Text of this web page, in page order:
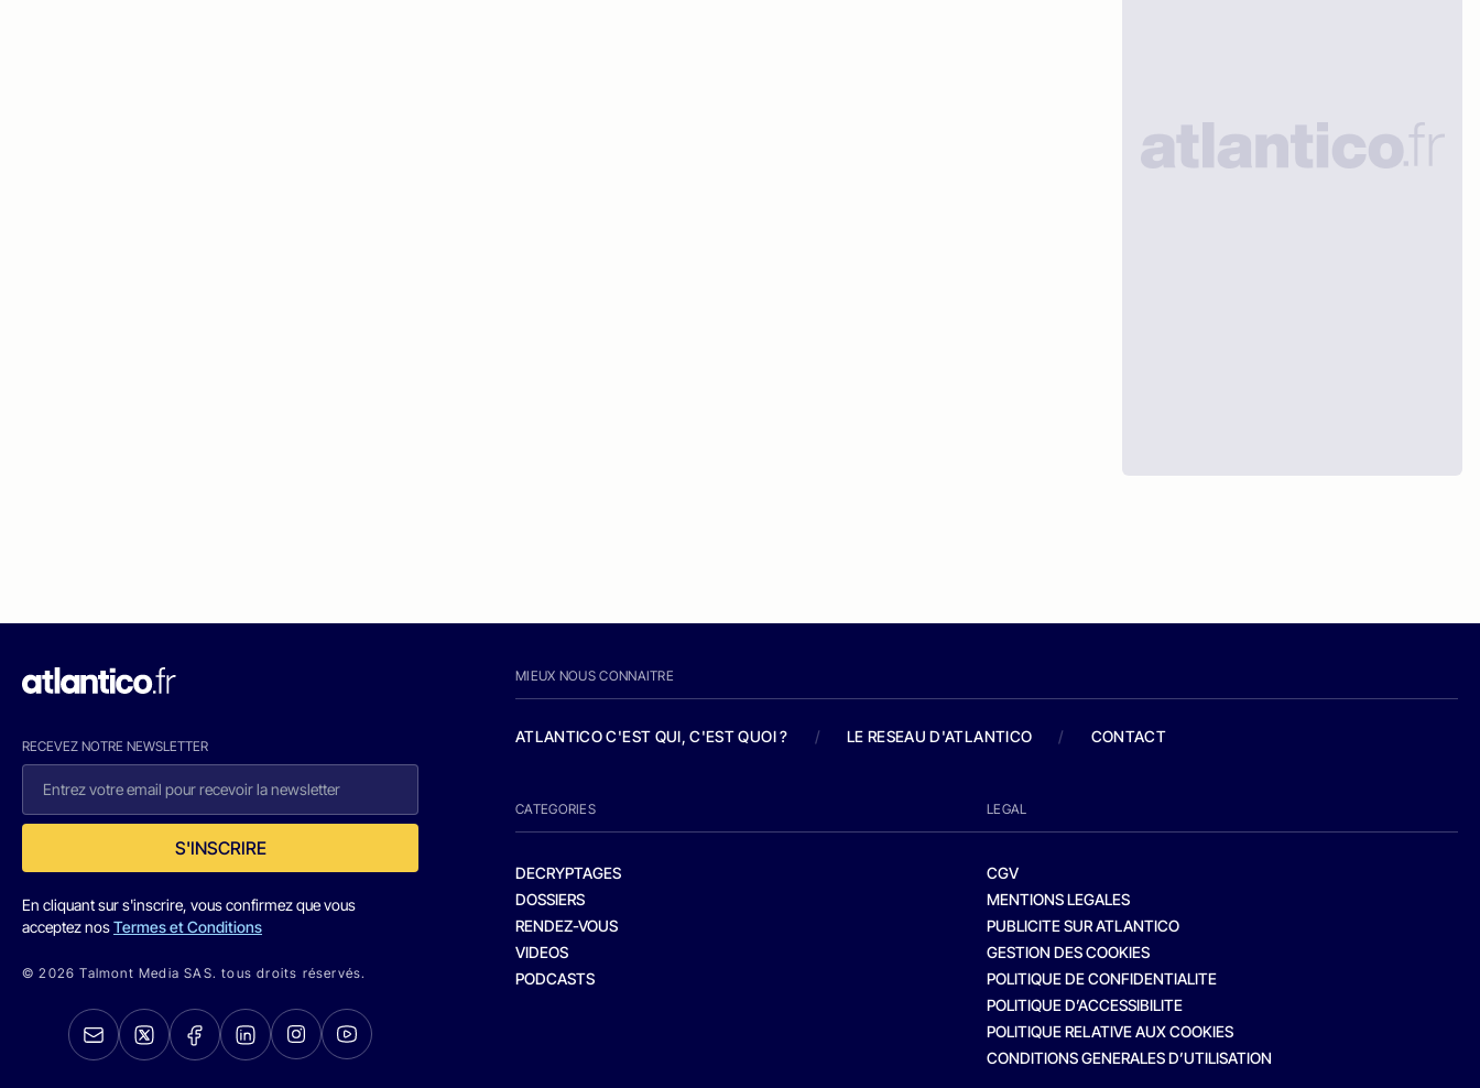
RECEVEZ NOTRE NEWSLETTER
S'INSCRIRE
En cliquant sur s'inscrire, vous confirmez que vous
acceptez nosTermes et Conditions
© 2026 Talmont Media SAS. tous droits réservés.
MIEUX NOUS CONNAITRE
ATLANTICO C'EST QUI, C'EST QUOI ? / LE RESEAU D'ATLANTICO / CONTACT
CATEGORIES
DECRYPTAGES
DOSSIERS
RENDEZ-VOUS
VIDEOS
PODCASTS
LEGAL
CGV
MENTIONS LEGALES
PUBLICITE SUR ATLANTICO
GESTION DES COOKIES
POLITIQUE DE CONFIDENTIALITE
POLITIQUE D’ACCESSIBILITE
POLITIQUE RELATIVE AUX COOKIES
CONDITIONS GENERALES D’UTILISATION